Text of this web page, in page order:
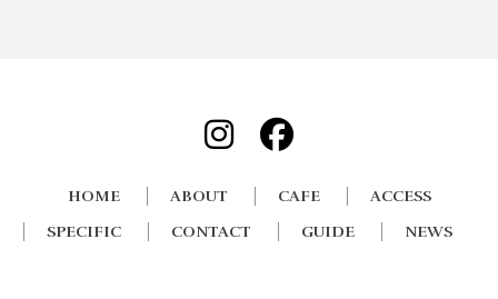
HOME ABOUT CAFE
ACCESS
SPECIFIC
CONTACT GUIDE NEWS